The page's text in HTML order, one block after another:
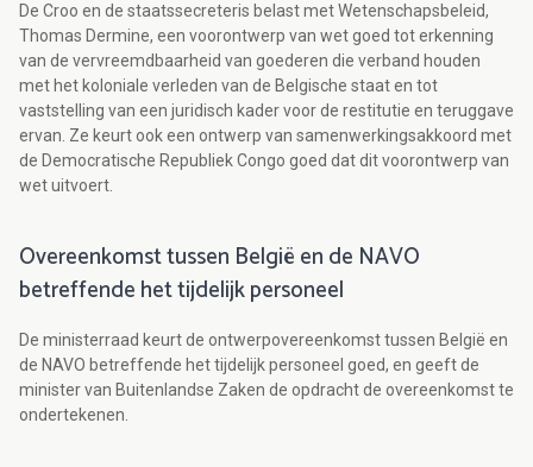
De Croo en de staatssecreteris belast met Wetenschapsbeleid,
Thomas Dermine, een voorontwerp van wet goed tot erkenning
van de vervreemdbaarheid van goederen die verband houden
met het koloniale verleden van de Belgische staat en tot
vaststelling van een juridisch kader voor de restitutie en teruggave
ervan. Ze keurt ook een ontwerp van samenwerkingsakkoord met
de Democratische Republiek Congo goed dat dit voorontwerp van
wet uitvoert.
Overeenkomst tussen België en de NAVO
betreffende het tijdelijk personeel
De ministerraad keurt de ontwerpovereenkomst tussen België en
de NAVO betreffende het tijdelijk personeel goed, en geeft de
minister van Buitenlandse Zaken de opdracht de overeenkomst te
ondertekenen.